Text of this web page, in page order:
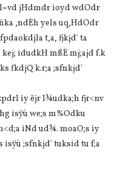
jHdmdr ioyd wdOdr
,ndÈh yels uq,HdOdr
t,a, fjkjd' ta
idudkH mßÈ mj;ajd f.k
fkdjQ k.r;a ;sfnkjd'
iy ëjr l¾udka;h fjr<nv
isÿù we;s m%Odku
iNd ud¾. moaO;s iy
isÿù ;sfnkjd' tuksid tu f;a